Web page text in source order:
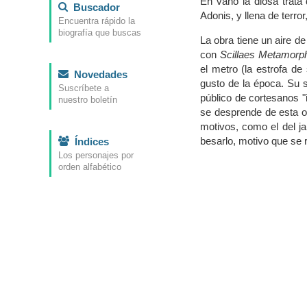
Buscador
Encuentra rápido la
biografía que buscas
Novedades
Suscríbete a
nuestro boletín
Índices
Los personajes por
orden alfabético
Adonis, y llena de
La obra tiene un aire
conScillaes
el metro (la estrofa
gusto de la época. Su
público de cortesanos
se desprende de esta
motivos, como el del
besarlo, motivo que se